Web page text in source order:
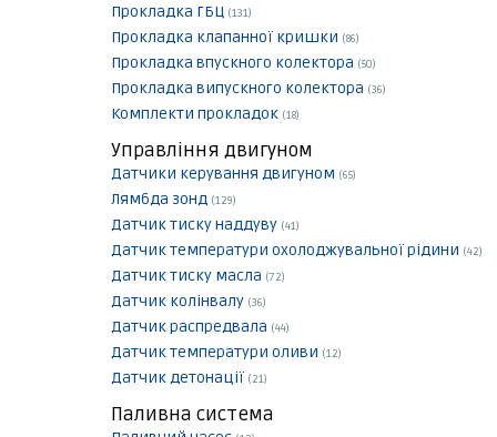
Прокладка ГБЦ (131)
Прокладка клапанної кришки (86)
Прокладка впускного колектора (50)
Прокладка випускного колектора (36)
Комплекти прокладок (18)
Управління двигуном
Датчики керування двигуном (65)
Лямбда зонд (129)
Датчик тиску наддуву (41)
Датчик температури охолоджувальної рідини (42)
Датчик тиску масла (72)
Датчик колінвалу (36)
Датчик распредвала (44)
Датчик температури оливи (12)
Датчик детонації (21)
Паливна система